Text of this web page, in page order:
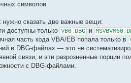
символов.
сказать две важные вещи:
доступны только VB6.DBG и
часть кода VBA/EB попала только в
в DBG-файлах — это не
связи, и эти разрозненные порции
с DBG-файлами.